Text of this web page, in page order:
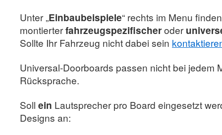
Unter „Einbaubeispiele“ rechts im Menu
montierterfahrzeugspezifischeroder
Sollte Ihr Fahrzeug nicht dabei sein
Universal-Doorboards passen nicht bei jedem
Rücksprache.
Soll ein Lautsprecher pro Board eingesetzt
Designs an: